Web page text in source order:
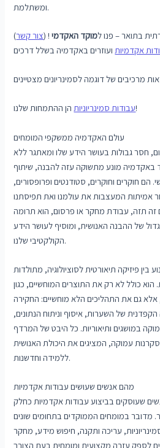
ומשתלמת.
בתואר – פנו למוקד האקדמי! (צור קשר)
אקדמיות
עבודות סמינריוניותהן ההתמחות שלנו!
עולם האקדמיה ממשקפי המומחים
חסר גבולות בעושר הידע שלו ומאתגר ללא
באקדמיה מונע מתשוקה עזה להבנה, שיתוף
הם חוקרים וחוקרים, סטודנטים ופרופסורים,
אמיתות המעצבות את עולמנו ואת תפיסתנו
זה תזה, עבודת מחקר או פרסום, הוא תרומה
של ההבנה האנושית, ומוסיף לעושר הידע
הקולקטיבי שלנו.
בין פיזיקה תיאורטית לסוציולוגיה, מתולדות
הוא כולל לא רק את התוצרים המוחשיים, כגון
גם את התהליכים הלא מוחשיים: החקירה
של השערות, איסוף וניתוח הנתונים,
במושגים ותיאוריות. כל היבט של המרדף
עמוקה, המציגים את היכולת האנושית
ללמידה וחדשנות.
מהם אנשים שעושים עבודות אקדמיות
שעוסקים בביצוע עבודות אקדמיות כחלק
מדובר במומחים הממוקדים בתחומים שונים
עריכה ותקנה, חיפוש מידע, מחקר